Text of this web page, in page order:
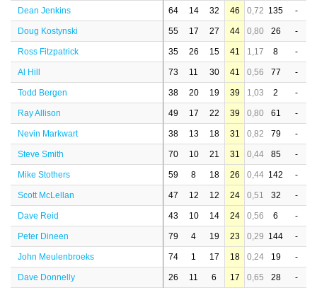
Dean Jenkins 64 14 32 46 0,72 135 -
Doug Kostynski 55 17 27 44 0,80 26 -
Ross Fitzpatrick 35 26 15 41 1,17 8 -
Al Hill 73 11 30 41 0,56 77 -
Todd Bergen 38 20 19 39 1,03 2 -
Ray Allison 49 17 22 39 0,80 61 -
Nevin Markwart 38 13 18 31 0,82 79 -
Steve Smith 70 10 21 31 0,44 85 -
Mike Stothers 59 8 18 26 0,44 142 -
Scott McLellan 47 12 12 24 0,51 32 -
Dave Reid 43 10 14 24 0,56 6 -
Peter Dineen 79 4 19 23 0,29 144 -
John Meulenbroeks 74 1 17 18 0,24 19 -
Dave Donnelly 26 11 6 17 0,65 28 -